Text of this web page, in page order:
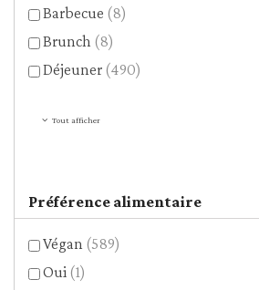
Barbecue (8)
Brunch (8)
Déjeuner (490)
Tout afficher
Préférence alimentaire
Végan (589)
Oui (1)